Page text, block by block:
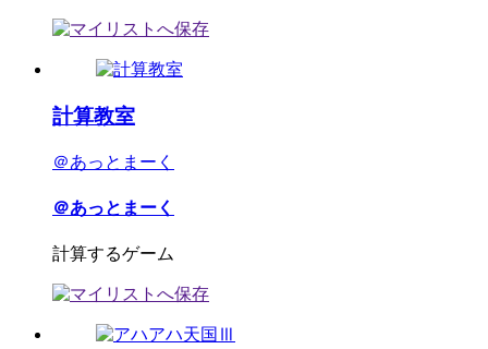
計算教室
＠あっとまーく
＠あっとまーく
計算するゲーム